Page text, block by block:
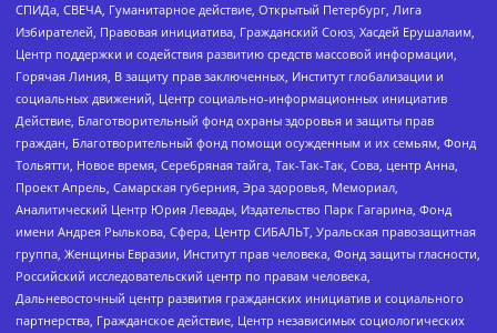
СПИДа, СВЕЧА, Гуманитарное действие, Открытый Петербург, Лига
Избирателей, Правовая инициатива, Гражданский Союз, Хасдей Ерушалаим,
Центр поддержки и содействия развитию средств массовой информации,
Горячая Линия, В защиту прав заключенных, Институт глобализации и
социальных движений, Центр социально-информационных инициатив
Действие, Благотворительный фонд охраны здоровья и защиты прав
граждан, Благотворительный фонд помощи осужденным и их семьям, Фонд
Тольятти, Новое время, Серебряная тайга, Так-Так-Так, Сова, центр Анна,
Проект Апрель, Самарская губерния, Эра здоровья, Мемориал,
Аналитический Центр Юрия Левады, Издательство Парк Гагарина, Фонд
имени Андрея Рылькова, Сфера, Центр СИБАЛЬТ, Уральская правозащитная
группа, Женщины Евразии, Институт прав человека, Фонд защиты гласности,
Российский исследовательский центр по правам человека,
Дальневосточный центр развития гражданских инициатив и социального
партнерства, Гражданское действие, Центр независимых социологических